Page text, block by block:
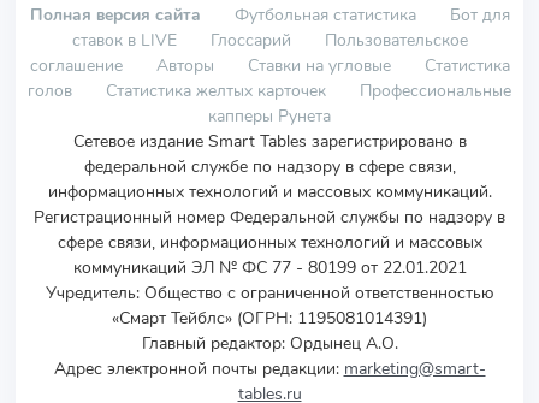
Полная версия сайта Футбольная статистика
Бот для
ставок в LIVE
Глоссарий
Пользовательское
соглашение
Авторы Ставки на угловые
Статистика
голов
Статистика желтых карточек
Профессиональные
капперы Рунета
Сетевое издание Smart Tables зарегистрировано в
федеральной службе по надзору в сфере связи,
информационных технологий и массовых коммуникаций.
Регистрационный номер Федеральной службы по надзору в
сфере связи, информационных технологий и массовых
коммуникаций ЭЛ № ФС 77 - 80199 от 22.01.2021
Учредитель: Общество с ограниченной ответственностью
«Смарт Тейблс» (ОГРН: 1195081014391)
Главный редактор: Ордынец А.О.
Адрес электронной почты редакции: marketing@smart-
tables.ru